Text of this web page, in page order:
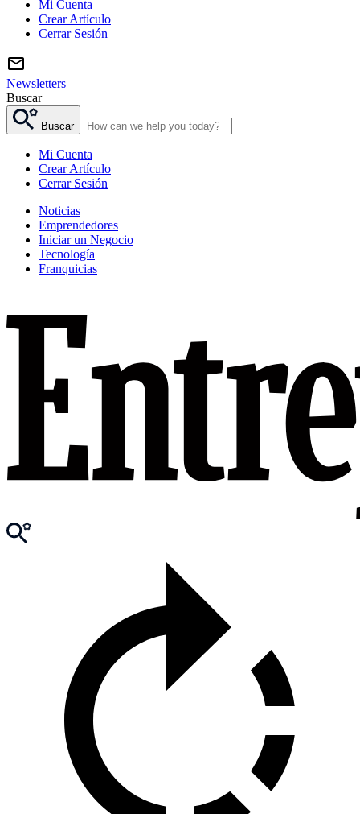
Mi Cuenta
Crear Artículo
Cerrar Sesión
Newsletters
Buscar
Buscar
Mi Cuenta
Crear Artículo
Cerrar Sesión
Noticias
Emprendedores
Iniciar un Negocio
Tecnología
Franquicias